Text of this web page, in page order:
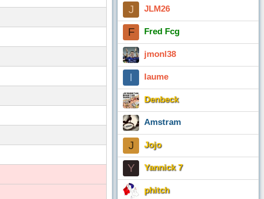
J JLM26
F Fred Fcg
jmonl38
I Iaume
Denbeck
Amstram
J Jojo
Y Yannick 7
phitch